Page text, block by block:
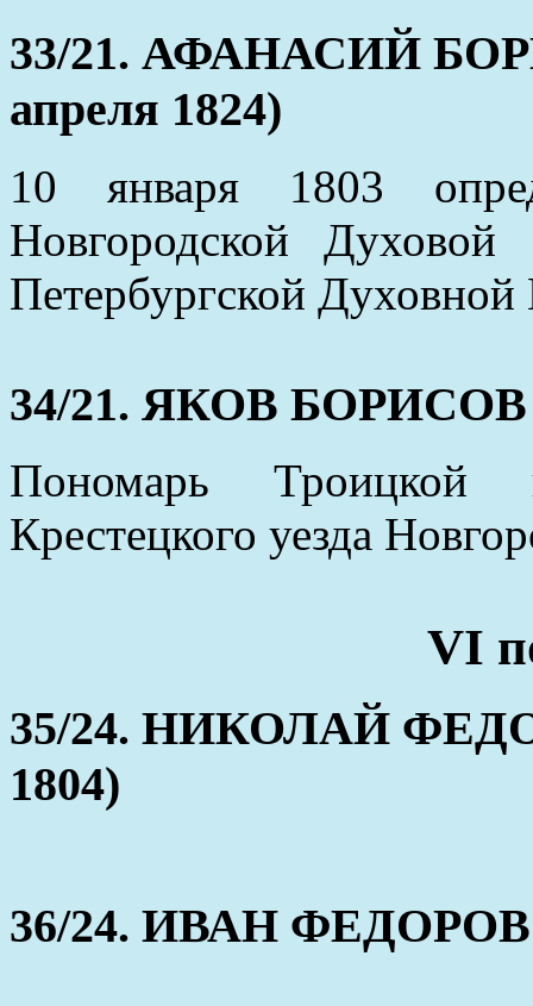
33/21. АФАНАСИЙ
апреля 1824)
10 января 1803
Новгородской
Петербургской Духовной
34/21. ЯКОВ БОРИСОВ
Пономарь Троицкой
Крестецкого уезда
VI
35/24. НИКОЛАЙ
1804)
36/24. ИВАН ФЕДОРОВ